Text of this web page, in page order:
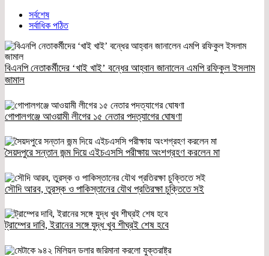
সর্বশেষ
সর্বাধিক পঠিত
বিএনপি নেতাকর্মীদের ‘খাই খাই’ বন্ধের আহ্বান জানালেন এমপি রফিকুল ইসলাম
জামাল
গোপালগঞ্জে আওয়ামী লীগের ১৫ নেতার পদত্যাগের ঘোষণা
সৈয়দপুরে সন্তান জন্ম দিয়ে এইচএসসি পরীক্ষায় অংশগ্রহণ করলেন মা
সৌদি আরব, তুরস্ক ও পাকিস্তানের যৌথ প্রতিরক্ষা চুক্তিতে সই
ট্রাম্পের দাবি, ইরানের সঙ্গে যুদ্ধ খুব শীঘ্রই শেষ হবে